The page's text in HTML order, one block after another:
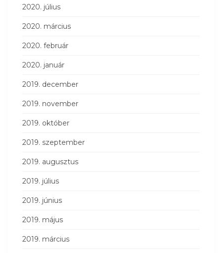
2020. július
2020. március
2020. február
2020. január
2019. december
2019. november
2019. október
2019. szeptember
2019. augusztus
2019. július
2019. június
2019. május
2019. március